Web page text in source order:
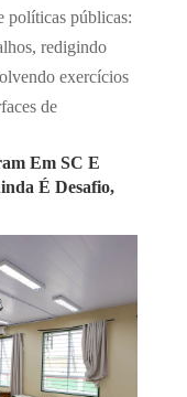
políticas públicas:
redigindo
exercícios
de
Em SC E
É Desafio,